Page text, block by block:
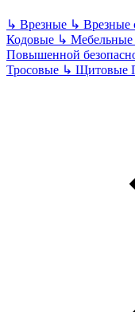
↳ Врезные ↳ Врезные
Кодовые ↳ Мебельные
Повышенной
Тросовые ↳ Щитовые